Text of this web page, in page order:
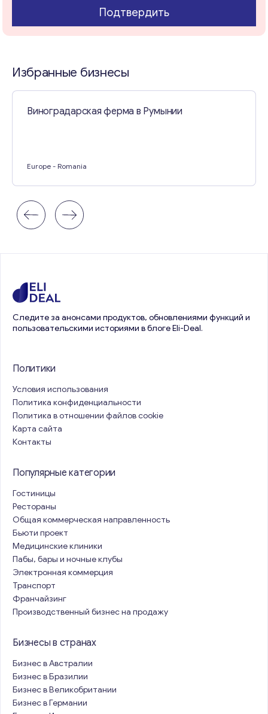
Подтвердить
Избранные бизнесы
Виноградарская ферма в Румынии
Europe - Romania
Следите за анонсами продуктов, обновлениями функций и
пользовательскими историями в блоге Eli-Deal.
Политики
Условия использования
Политика конфиденциальности
Политика в отношении файлов cookie
Карта сайта
Контакты
Популярные категории
Гостиницы
Рестораны
Общая коммерческая направленность
Бьюти проект
Медицинские клиники
Пабы, бары и ночные клубы
Электронная коммерция
Транспорт
Франчайзинг
Производственный бизнес на продажу
Бизнесы в странах
Бизнес в Австралии
Бизнес в Бразилии
Бизнес в Великобритании
Бизнес в Германии